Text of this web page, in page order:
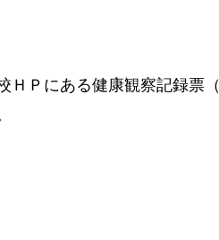
ＨＰにある健康観察記録票（